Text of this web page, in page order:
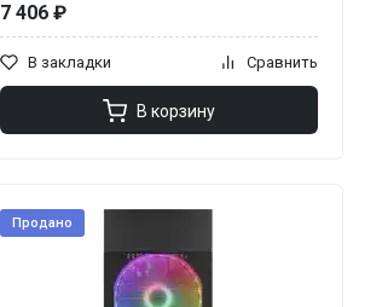
7 406 ₽
В закладки Сравнить
В корзину
Продано